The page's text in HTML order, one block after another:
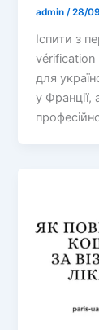
admin /28/
Іспити з
для
у